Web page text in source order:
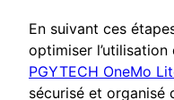
En suivant ces
optimiser
PGYTECH OneMo
sécurisé et